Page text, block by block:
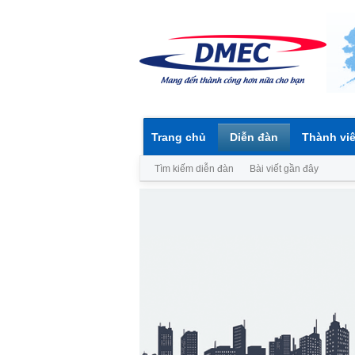
Trang chủ Diễn đàn
Tìm kiếm diễn đàn Bài viết gần đây
Thành